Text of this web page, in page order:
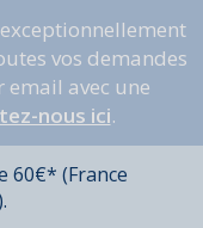
vos demandes
email avec une
nous ici.
60€* (France